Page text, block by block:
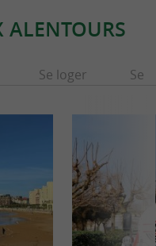
ALENTOURS
Se loger Se